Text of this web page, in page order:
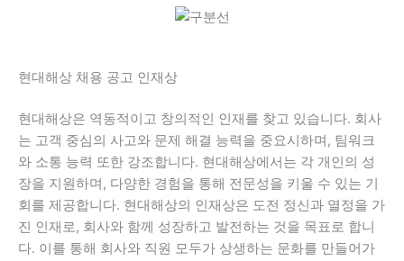
현대해상 채용 공고 인재상
현대해상은 역동적이고 창의적인 인재를 찾고 있습니다. 회사
는 고객 중심의 사고와 문제 해결 능력을 중요시하며, 팀워크
와 소통 능력 또한 강조합니다. 현대해상에서는 각 개인의 성
장을 지원하며, 다양한 경험을 통해 전문성을 키울 수 있는 기
회를 제공합니다. 현대해상의 인재상은 도전 정신과 열정을 가
진 인재로, 회사와 함께 성장하고 발전하는 것을 목표로 합니
다. 이를 통해 회사와 직원 모두가 상생하는 문화를 만들어가